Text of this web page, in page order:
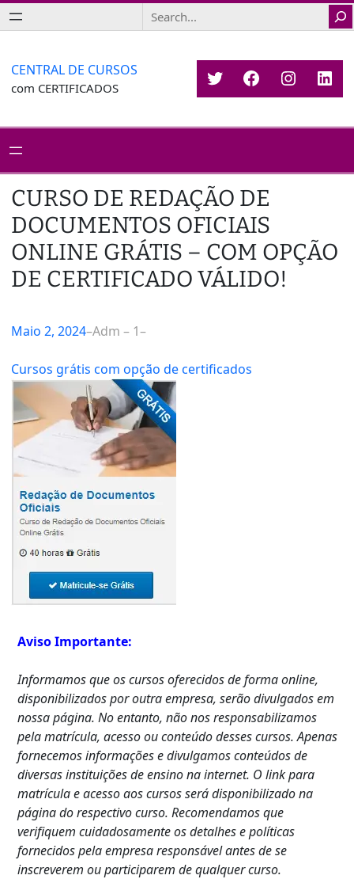
Saltar
para
conteúdo
Search
CENTRAL DE CURSOS
com CERTIFICADOS TwitterFacebook
CURSO DE REDAÇÃO DE
DOCUMENTOS OFICIAIS
ONLINE GRÁTIS – COM OPÇÃO
DE CERTIFICADO VÁLIDO!
Maio 2, 2024–Adm – 1–
Cursos grátis com opção de certificados
Aviso Importante:
Informamos que os cursos oferecidos de forma online,
disponibilizados por outra empresa, serão divulgados em
nossa página. No entanto, não nos responsabilizamos
pela matrícula, acesso ou conteúdo desses cursos. Apenas
fornecemos informações e divulgamos conteúdos de
diversas instituições de ensino na internet. O link para
matrícula e acesso aos cursos será disponibilizado na
página do respectivo curso. Recomendamos que
verifiquem cuidadosamente os detalhes e políticas
fornecidos pela empresa responsável antes de se
inscreverem ou participarem de qualquer curso.